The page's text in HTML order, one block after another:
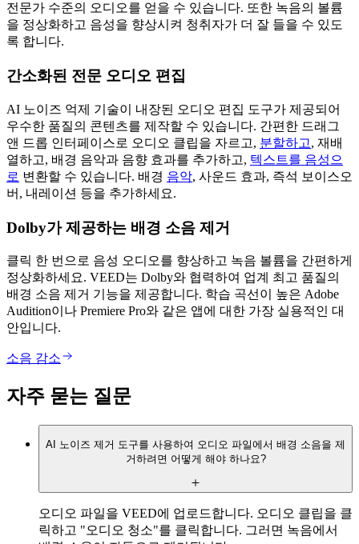
전문가 수준의 오디오를 얻을 수 있습니다. 또한 녹음의 볼륨
을 정상화하고 음성을 향상시켜 청취자가 더 잘 들을 수 있도
록 합니다.
간소화된 전문 오디오 편집
AI 노이즈 억제 기술이 내장된 오디오 편집 도구가 제공되어
우수한 품질의 콘텐츠를 제작할 수 있습니다. 간편한 드래그
앤 드롭 인터페이스로 오디오 클립을 자르고, 분할하고, 재배
열하고, 배경 음악과 음향 효과를 추가하고, 텍스트를 음성으
로 변환할 수 있습니다. 배경 음악, 사운드 효과, 즉석 보이스오
버, 내레이션 등을 추가하세요.
Dolby가 제공하는 배경 소음 제거
클릭 한 번으로 음성 오디오를 향상하고 녹음 볼륨을 간편하게
정상화하세요. VEED는 Dolby와 협력하여 업계 최고 품질의
배경 소음 제거 기능을 제공합니다. 학습 곡선이 높은 Adobe
Audition이나 Premiere Pro와 같은 앱에 대한 가장 실용적인 대
안입니다.
소음 감소
자주 묻는 질문
AI 노이즈 제거 도구를 사용하여 오디오 파일에서 배경 소음을 제
거하려면 어떻게 해야 하나요?
오디오 파일을 VEED에 업로드합니다. 오디오 클립을 클
릭하고 "오디오 청소"를 클릭합니다. 그러면 녹음에서